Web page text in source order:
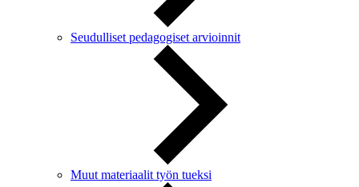
Seudulliset pedagogiset arvioinnit
Muut materiaalit työn tueksi